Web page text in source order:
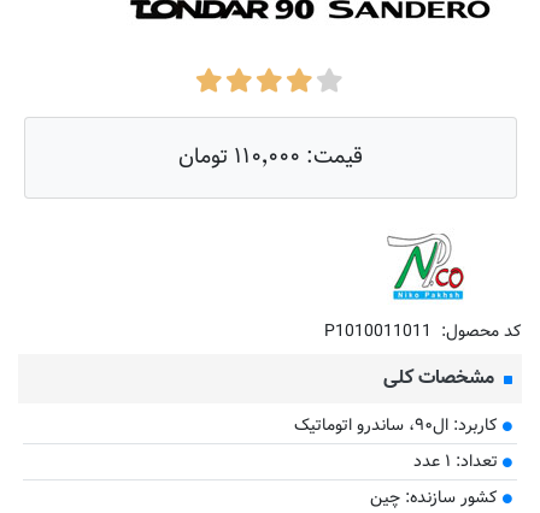
قیمت: ۱۱۰٬۰۰۰ تومان
کد محصول: P1010011011
مشخصات کلی
کاربرد: ال۹۰، ساندرو اتوماتیک
تعداد: ۱ عدد
کشور سازنده: چین